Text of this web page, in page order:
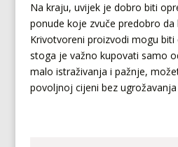
Na kraju, uvijek je dobro biti
ponude koje zvuče predobro da
Krivotvoreni proizvodi mogu biti
stoga je važno kupovati samo
malo istraživanja i pažnje,
povoljnoj cijeni bez